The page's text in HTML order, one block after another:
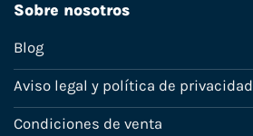
Sobre nosotros
Blog
Aviso legal y política de privacidad
Condiciones de venta